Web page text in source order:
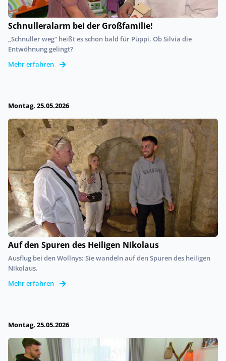
Schnulleralarm bei der Großfamilie!
„Schnuller weg“ heißt es schon bald für Püppi. Ob Silvia die
Entwöhnung gelingt?
Mehr erfahren
Montag, 25.05.2026
Auf den Spuren des Heiligen Nikolaus
Ausflug bei den Wollnys: Sie wandeln auf den Spuren des heiligen
Nikolaus.
Mehr erfahren
Montag, 25.05.2026